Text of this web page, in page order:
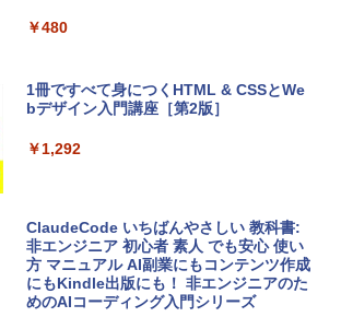
tomtoc 360°保護 15.6 16インチ パソコ
￥2,952
スプレイ、16GBユニファイドメモリ、51
2GB SSDストレージ、12MPセンターフ
レームカメラ、日本語キーボード、Touc
h ID - ミッドナイト
ラインコード版
4(最新 永続版)|オンラインコード版|Wind
Robloxギフトカード - 2,000 Robux 【限
定バーチャルアイテムを含む】 【オンラ
インゲームコード】 ロブロックス | オン
￥480
1冊ですべて身につくHTML & CSSとWe
bデザイン入門講座［第2版］
￥1,292
ClaudeCode いちばんやさしい 教科書:
非エンジニア 初心者 素人 でも安心 使い
方 マニュアル AI副業にもコンテンツ作成
にもKindle出版にも！ 非エンジニアのた
めのAIコーディング入門シリーズ